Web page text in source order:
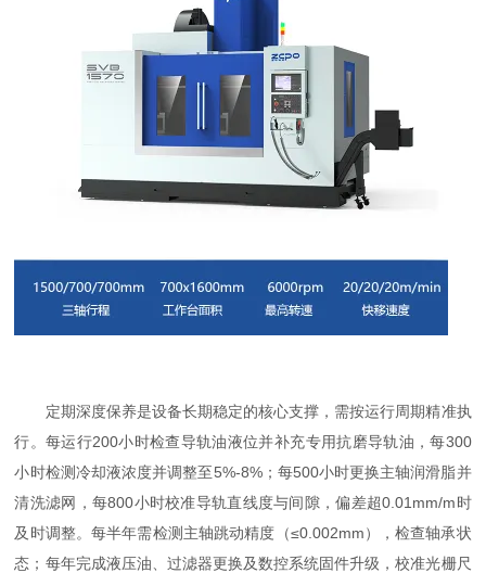
定期深度保养是设备长期稳定的核心支撑，需按运行周期精准执
行。每运行200小时检查导轨油液位并补充专用抗磨导轨油，每300
小时检测冷却液浓度并调整至5%-8%；每500小时更换主轴润滑脂并
清洗滤网，每800小时校准导轨直线度与间隙，偏差超0.01mm/m时
及时调整。每半年需检测主轴跳动精度（≤0.002mm），检查轴承状
态；每年完成液压油、过滤器更换及数控系统固件升级，校准光栅尺